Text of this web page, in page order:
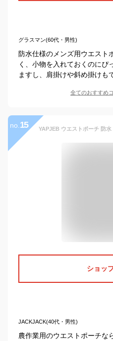
グラスマン(60代・男性)
防水仕様のメンズ用ウエスト
く、小物を入れておくのにぴ
ますし、肩掛けや斜め掛けも
全てのおすすめ
no. 15
ショッ
JACKJACK(40代・男性)
農作業用のウエストポーチな